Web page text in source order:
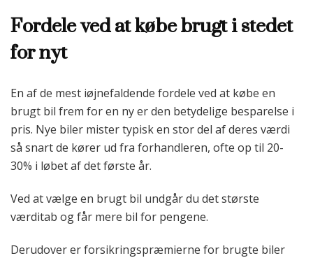
Fordele ved at købe brugt i stedet
for nyt
En af de mest iøjnefaldende fordele ved at købe en
brugt bil frem for en ny er den betydelige besparelse i
pris. Nye biler mister typisk en stor del af deres værdi
så snart de kører ud fra forhandleren, ofte op til 20-
30% i løbet af det første år.
Ved at vælge en brugt bil undgår du det største
værditab og får mere bil for pengene.
Derudover er forsikringspræmierne for brugte biler